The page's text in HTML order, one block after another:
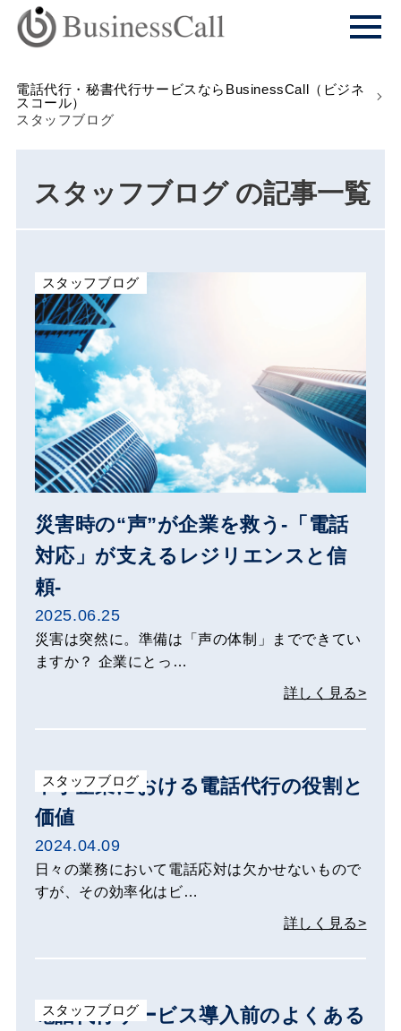
電話代行・秘書代行サービスならBusinessCall（ビジネ
スコール）
スタッフブログ
スタッフブログ の記事一覧
スタッフブログ
災害時の“声”が企業を救う-「電話
対応」が支えるレジリエンスと信
頼-
2025.06.25
災害は突然に。準備は「声の体制」までできてい
ますか？ 企業にとっ…
詳しく見る>
スタッフブログ
中小企業における電話代行の役割と
価値
2024.04.09
日々の業務において電話応対は欠かせないもので
すが、その効率化はビ…
詳しく見る>
スタッフブログ
電話代行サービス導入前のよくある